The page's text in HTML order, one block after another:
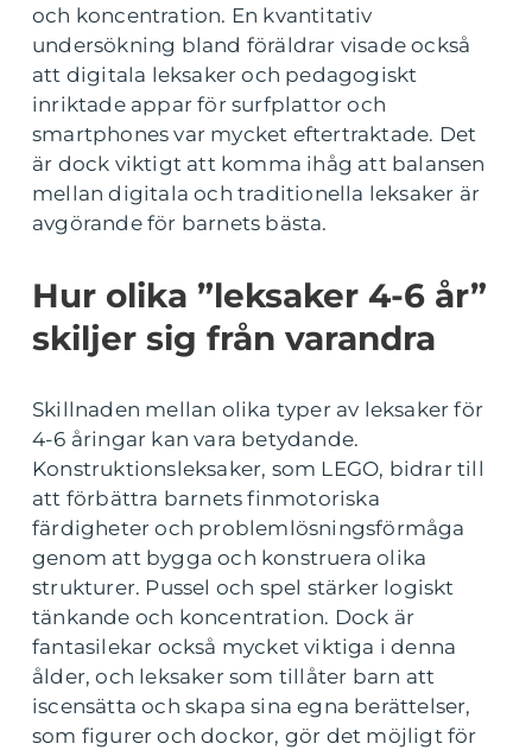
och koncentration. En kvantitativ
undersökning bland föräldrar visade också
att digitala leksaker och pedagogiskt
inriktade appar för surfplattor och
smartphones var mycket eftertraktade. Det
är dock viktigt att komma ihåg att balansen
mellan digitala och traditionella leksaker är
avgörande för barnets bästa.
Hur olika ”leksaker 4-6 år”
skiljer sig från varandra
Skillnaden mellan olika typer av leksaker för
4-6 åringar kan vara betydande.
Konstruktionsleksaker, som LEGO, bidrar till
att förbättra barnets finmotoriska
färdigheter och problemlösningsförmåga
genom att bygga och konstruera olika
strukturer. Pussel och spel stärker logiskt
tänkande och koncentration. Dock är
fantasilekar också mycket viktiga i denna
ålder, och leksaker som tillåter barn att
iscensätta och skapa sina egna berättelser,
som figurer och dockor, gör det möjligt för